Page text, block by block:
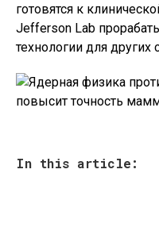
готовятся к
Jefferson Lab
технологии для других
In this article: